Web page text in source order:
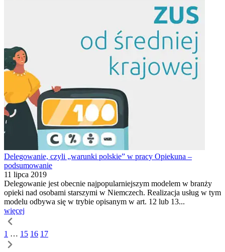
Delegowanie, czyli „warunki polskie” w pracy Opiekuna –
podsumowanie
11 lipca 2019
Delegowanie jest obecnie najpopularniejszym modelem w branży
opieki nad osobami starszymi w Niemczech. Realizacja usług w tym
modelu odbywa się w trybie opisanym w art. 12 lub 13...
więcej
1 … 15 16 17